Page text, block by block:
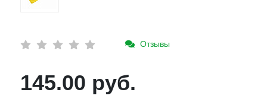
Отзывы
145.00 руб.